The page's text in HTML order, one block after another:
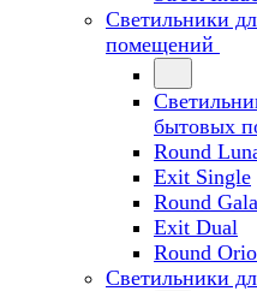
Светильники
помещений
бытовых
Round
Exit Single
Round
Exit Dual
Round
Светильники